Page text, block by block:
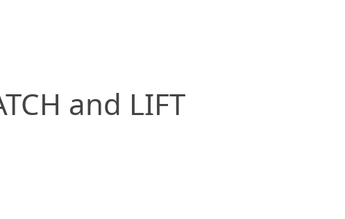
and LIFT